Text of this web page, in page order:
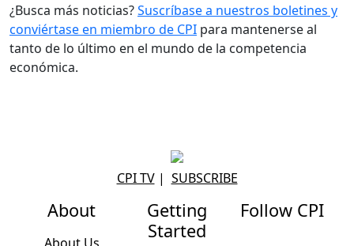
¿Busca más noticias?Suscríbase a nuestros boletines y
conviértase en miembro de CPI para mantenerse al
tanto de lo último en el mundo de la competencia
económica.
CPI TV| SUBSCRIBE
About
Getting
Started
Follow CPI